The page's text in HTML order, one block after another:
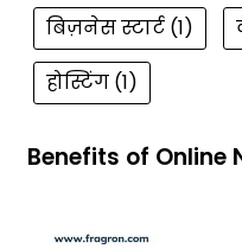
बिज़नेस स्टार्ट(1)
होस्टिंग(1)
Benefits of Online